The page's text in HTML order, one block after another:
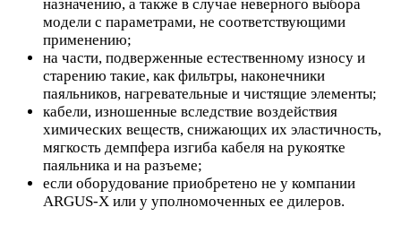
назначению, а также в случае неверного выбора
модели с параметрами, не соответствующими
применению;
на части, подверженные естественному износу и
старению такие, как фильтры, наконечники
паяльников, нагревательные и чистящие элементы;
кабели, изношенные вследствие воздействия
химических веществ, снижающих их эластичность,
мягкость демпфера изгиба кабеля на рукоятке
паяльника и на разъеме;
если оборудование приобретено не у компании
ARGUS-X или у уполномоченных ее дилеров.